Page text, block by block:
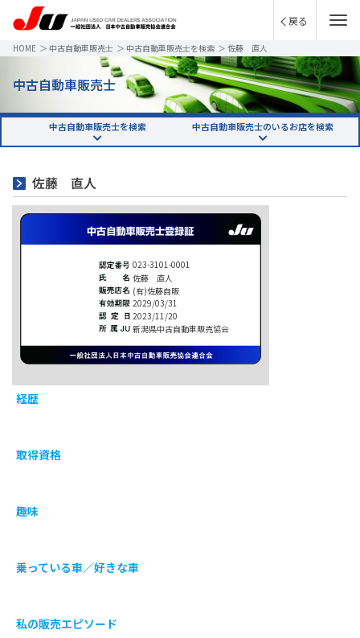
戻る
HOME ＞ 中古自動車販売士 ＞ 中古自動車販売士を検索 ＞ 佐藤 直人
中古自動車販売士
中古自動車販売士を検索 中古自動車販売士のいるお店を検索
佐藤 直人
023-3101-0001
佐藤 直人
(有)佐藤自販
2029/03/31
2023/11/20
新潟県中古自動車販売協会
経歴
取得資格
趣味
乗っている車／好きな車
私の販売エピソード